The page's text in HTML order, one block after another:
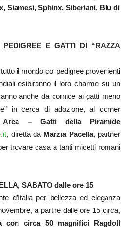
Siamesi, Sphinx, Siberiani, Blu di
E GATTI DI “RAZZA
il mondo col pedigree provenienti
esibiranno il loro charme su un
anche da cornice ai gatti meno
in cerca di adozione, al corner
Arca – Gatti della Piramide
, diretta da Marzia Pacella, partner
trovare casa a tanti micetti romani
SABATO dalle ore 15
d’Italia per bellezza ed eleganza
a partire dalle ore 15 circa,
con circa 50 magnifici Ragdoll